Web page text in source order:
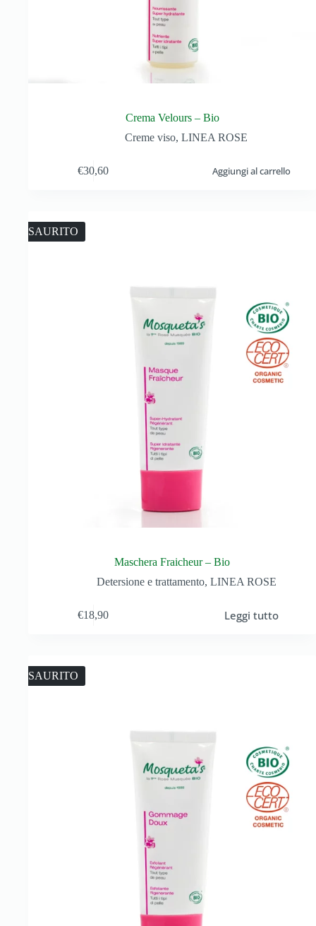
Crema Velours – Bio
Creme viso, LINEA ROSE
€30,60 Aggiungi al carrello
ESAURITO
Maschera Fraicheur – Bio
Detersione e trattamento, LINEA ROSE
€18,90 Leggi tutto
ESAURITO